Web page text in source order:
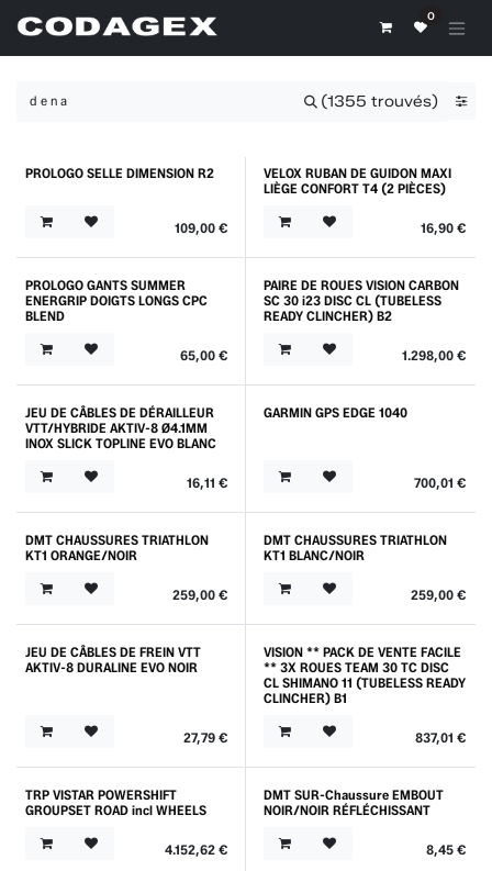
0
(1355 trouvés)
Promo
PROLOGO SELLE DIMENSION R2
109,00€
Outlet
VELOX RUBAN DE GUIDON MAXI
LIÈGE CONFORT T4 (2 PIÈCES)
16,90€
Outlet
PROLOGO GANTS SUMMER
ENERGRIP DOIGTS LONGS CPC
BLEND
65,00€
Promo
PAIRE DE ROUES VISION CARBON
SC 30 i23 DISC CL (TUBELESS
READY CLINCHER) B2
1.298,00€
Outlet
JEU DE CÂBLES DE DÉRAILLEUR
VTT/HYBRIDE AKTIV-8 Ø4.1MM
INOX SLICK TOPLINE EVO BLANC
16,11 €
Promo
GARMIN GPS EDGE 1040
700,01 €
Outlet
DMT CHAUSSURES TRIATHLON
KT1 ORANGE/NOIR
259,00€
Outlet
DMT CHAUSSURES TRIATHLON
KT1 BLANC/NOIR
259,00€
Outlet
JEU DE CÂBLES DE FREIN VTT
AKTIV-8 DURALINE EVO NOIR
27,79€
Prix Spécial
VISION ** PACK DE VENTE FACILE
** 3X ROUES TEAM 30 TC DISC
CL SHIMANO 11 (TUBELESS READY
CLINCHER) B1
837,01 €
TRP VISTAR POWERSHIFT
GROUPSET ROAD incl WHEELS
4.152,62€
DMT SUR-Chaussure EMBOUT
NOIR/NOIR RÉFLÉCHISSANT
8,45€